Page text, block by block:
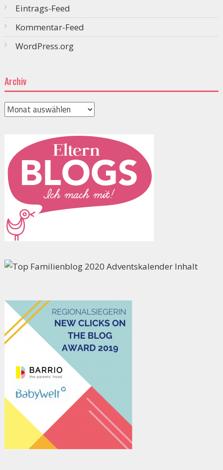
Eintrags-Feed
Kommentar-Feed
WordPress.org
Archiv
Archiv